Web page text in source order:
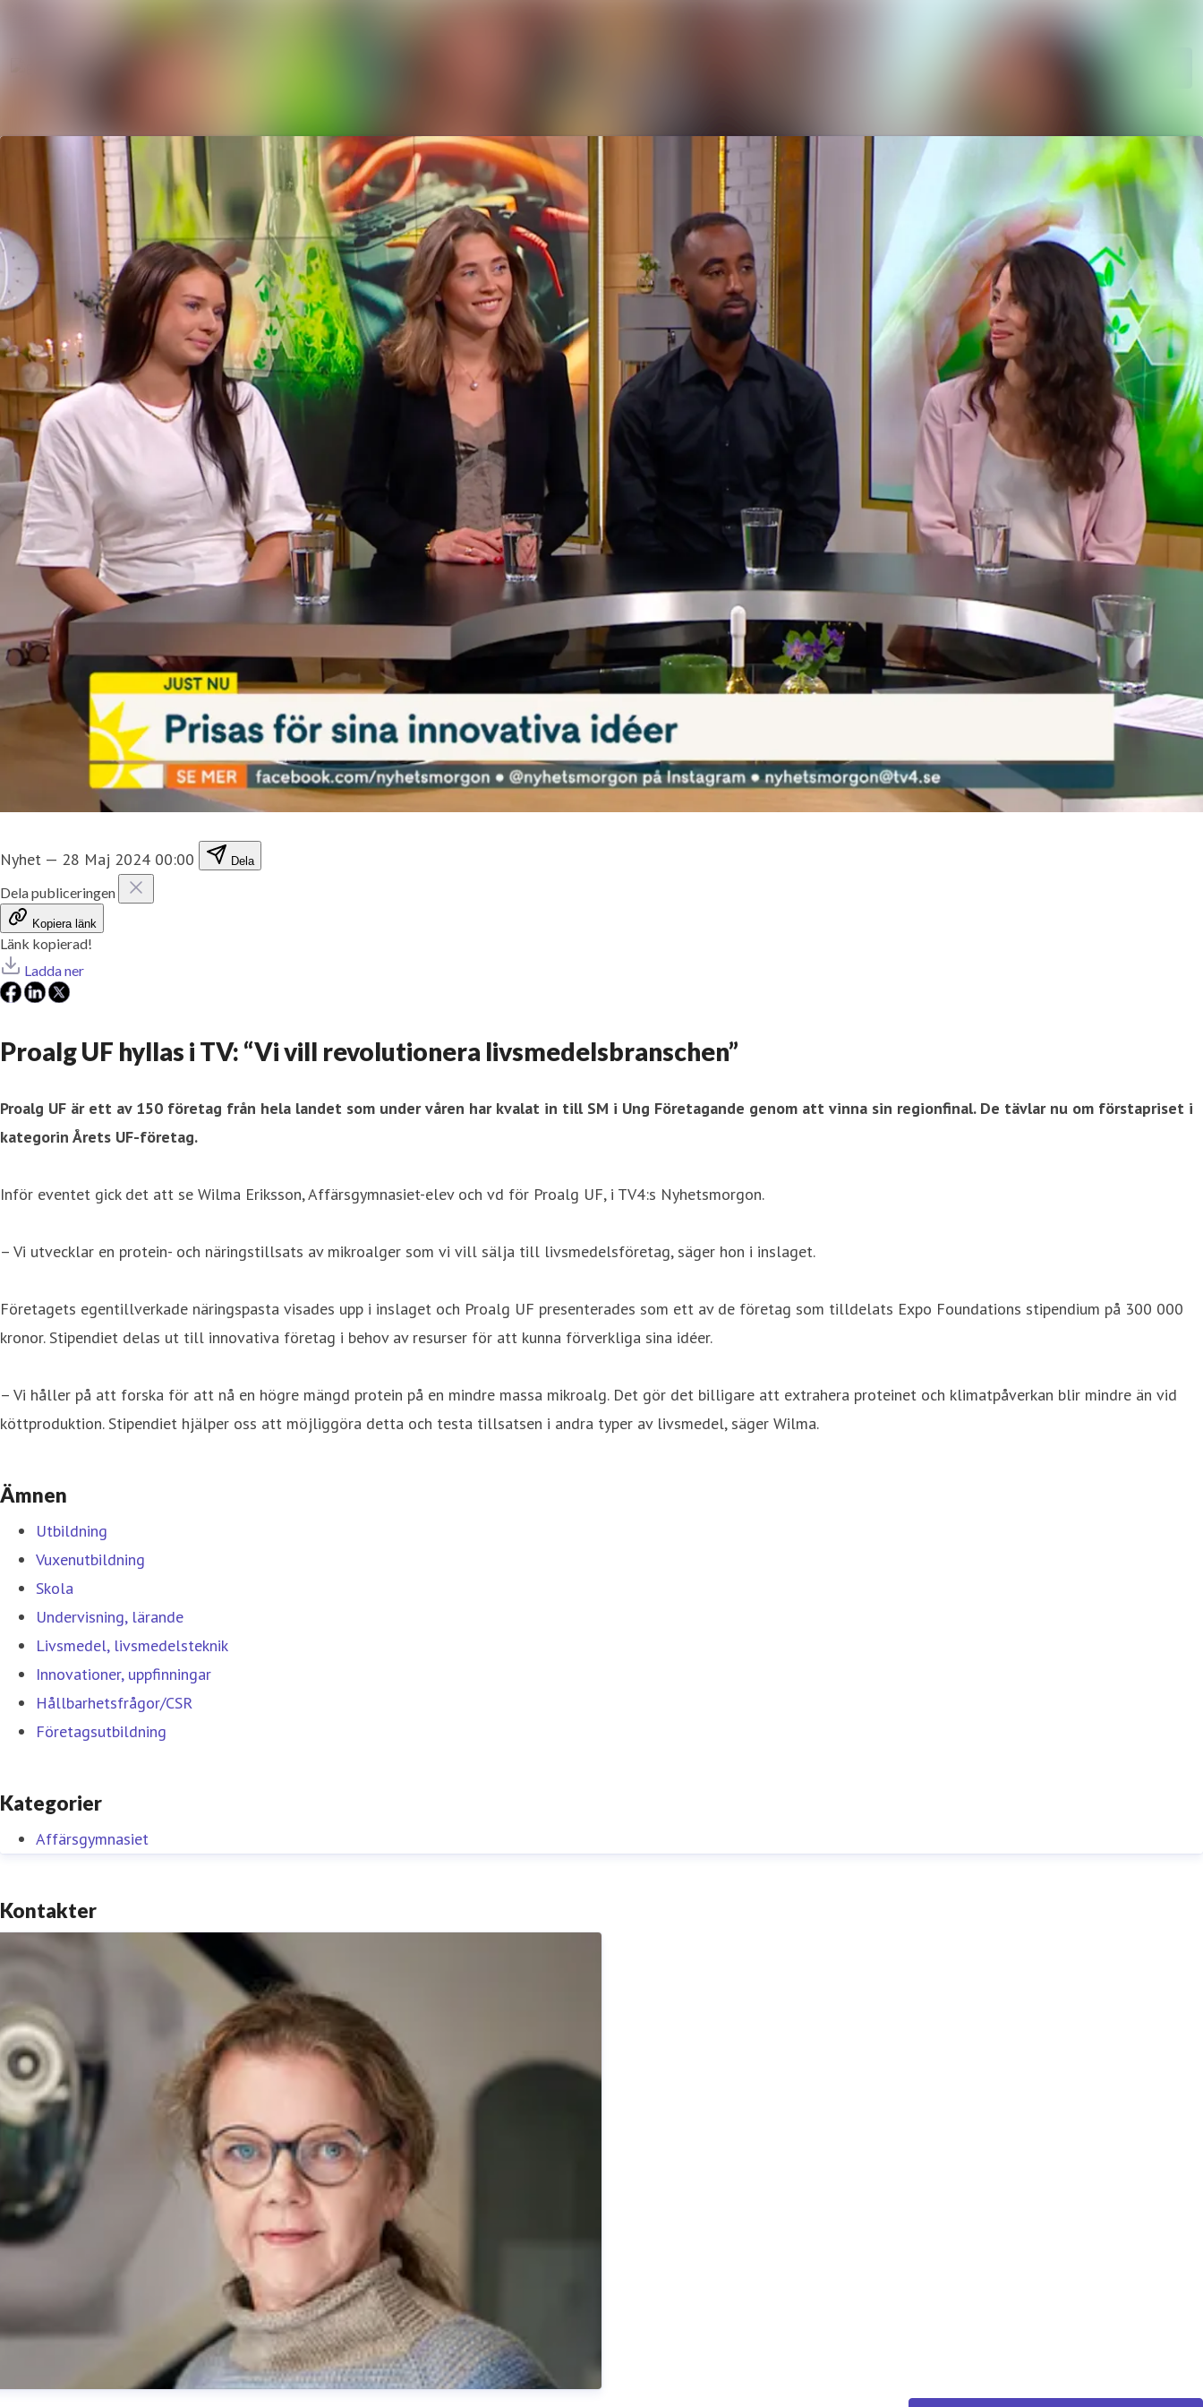
Nyhet — 28 Maj 2024 00:00 Dela
Dela publiceringen
Kopiera länk
Länk kopierad!
Ladda ner
Proalg UF hyllas i TV: “Vi vill revolutionera livsmedelsbranschen”
Proalg UF är ett av 150 företag från hela landet som under våren har kvalat in till SM i Ung Företagande genom att vinna sin regionfinal. De tävlar nu om förstapriset i
kategorin Årets UF-företag.
Inför eventet gick det att se Wilma Eriksson, Affärsgymnasiet-elev och vd för Proalg UF, i TV4:s Nyhetsmorgon.
– Vi utvecklar en protein- och näringstillsats av mikroalger som vi vill sälja till livsmedelsföretag, säger hon i inslaget.
Företagets egentillverkade näringspasta visades upp i inslaget och Proalg UF presenterades som ett av de företag som tilldelats Expo Foundations stipendium på 300 000
kronor. Stipendiet delas ut till innovativa företag i behov av resurser för att kunna förverkliga sina idéer.
– Vi håller på att forska för att nå en högre mängd protein på en mindre massa mikroalg. Det gör det billigare att extrahera proteinet och klimatpåverkan blir mindre än vid
köttproduktion. Stipendiet hjälper oss att möjliggöra detta och testa tillsatsen i andra typer av livsmedel, säger Wilma.
Ämnen
Utbildning
Vuxenutbildning
Skola
Undervisning, lärande
Livsmedel, livsmedelsteknik
Innovationer, uppfinningar
Hållbarhetsfrågor/CSR
Företagsutbildning
Kategorier
Affärsgymnasiet
Kontakter